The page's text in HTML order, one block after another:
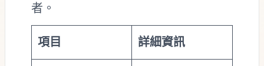
者。
項目 詳細資訊